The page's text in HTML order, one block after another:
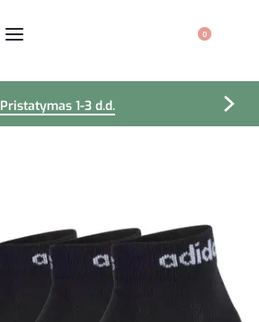
0
Pristatymas 1-3 d.d.